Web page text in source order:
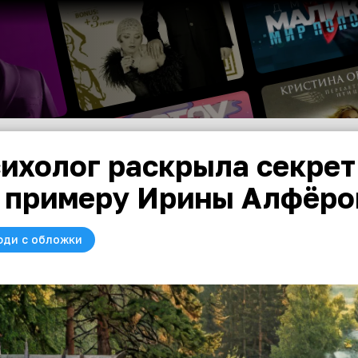
раскрыла
примеру Ирины
с обложки